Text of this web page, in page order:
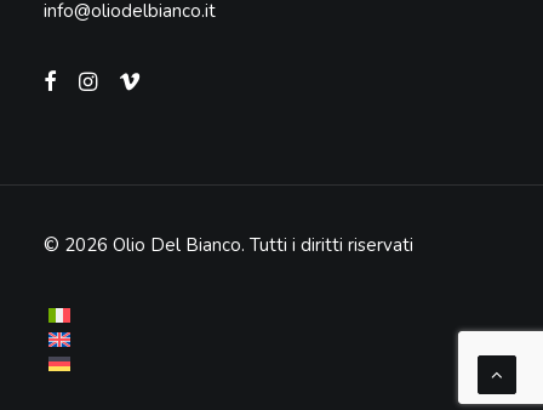
info@oliodelbianco.it
© 2026 Olio Del Bianco. Tutti i diritti riservati